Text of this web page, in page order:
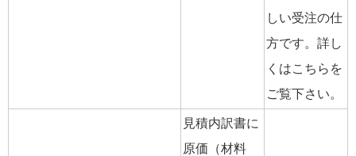
しい受注の仕
方です。詳し
くはこちらを
ご覧下さい。
見積内訳書に
原価（材料